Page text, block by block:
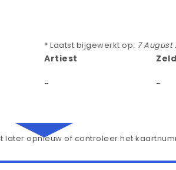
* Laatst bijgewerkt op: 7 August
Artiest
- -
opnieuw of controleer het